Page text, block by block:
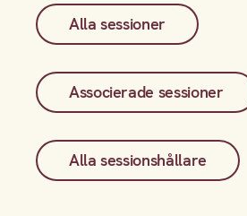
Alla sessioner
Associerade sessioner
Alla sessionshållare